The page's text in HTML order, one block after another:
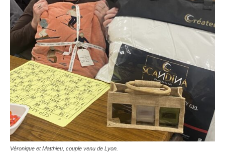
Véronique et Matthieu, couple venu de Lyon.